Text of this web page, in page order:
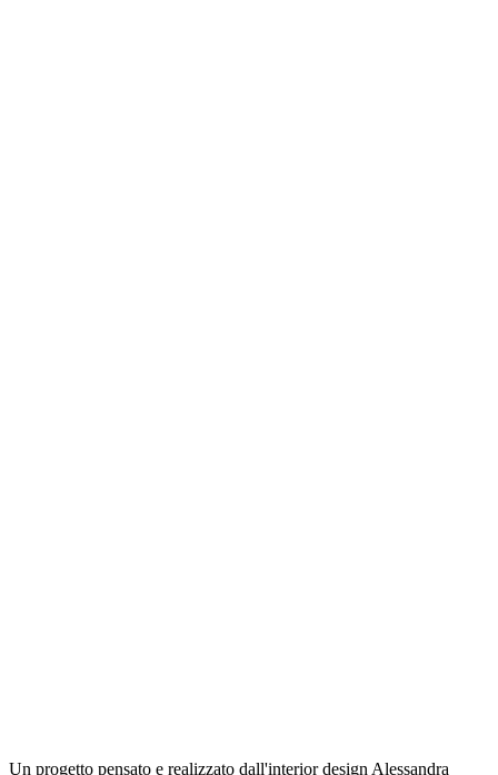
Un progetto pensato e realizzato dall'interior design Alessandra